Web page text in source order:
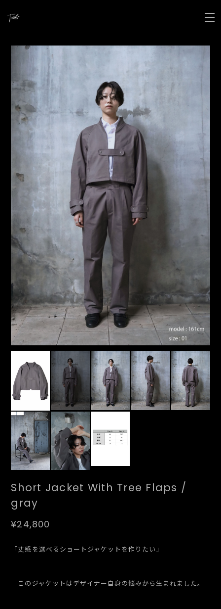
Short Jacket With Tree Flaps /
gray
¥24,800
「丈感を選べるショートジャケットを作りたい」
このジャケットはデザイナー自身の悩みから生まれました。